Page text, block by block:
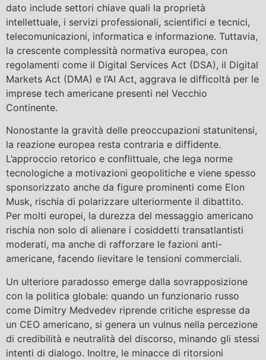
dato include settori chiave quali la proprietà
intellettuale, i servizi professionali, scientifici e tecnici,
telecomunicazioni, informatica e informazione. Tuttavia,
la crescente complessità normativa europea, con
regolamenti come il Digital Services Act (DSA), il Digital
Markets Act (DMA) e l’AI Act, aggrava le difficoltà per le
imprese tech americane presenti nel Vecchio
Continente.
Nonostante la gravità delle preoccupazioni statunitensi,
la reazione europea resta contraria e diffidente.
L’approccio retorico e conflittuale, che lega norme
tecnologiche a motivazioni geopolitiche e viene spesso
sponsorizzato anche da figure prominenti come Elon
Musk, rischia di polarizzare ulteriormente il dibattito.
Per molti europei, la durezza del messaggio americano
rischia non solo di alienare i cosiddetti transatlantisti
moderati, ma anche di rafforzare le fazioni anti-
americane, facendo lievitare le tensioni commerciali.
Un ulteriore paradosso emerge dalla sovrapposizione
con la politica globale: quando un funzionario russo
come Dimitry Medvedev riprende critiche espresse da
un CEO americano, si genera un vulnus nella percezione
di credibilità e neutralità del discorso, minando gli stessi
intenti di dialogo. Inoltre, le minacce di ritorsioni